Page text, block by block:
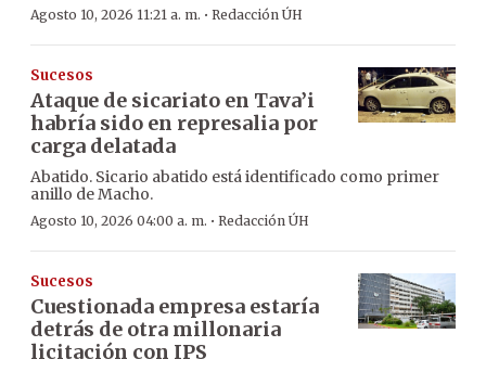
Agosto 10, 2026 11:21 a. m. · Redacción ÚH
Sucesos
Ataque de sicariato en Tava’i
habría sido en represalia por
carga delatada
Abatido. Sicario abatido está identificado como primer
anillo de Macho.
Agosto 10, 2026 04:00 a. m. · Redacción ÚH
Sucesos
Cuestionada empresa estaría
detrás de otra millonaria
licitación con IPS